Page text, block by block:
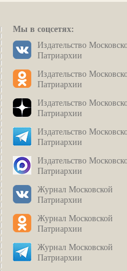
Мы в соцсетях:
Издательство
Патриархии
Издательство
Патриархии
Издательство
Патриархии
Издательство
Патриархии
Издательство
Патриархии
Журнал Московской
Патриархии
Журнал Московской
Патриархии
Журнал Московской
Патриархии